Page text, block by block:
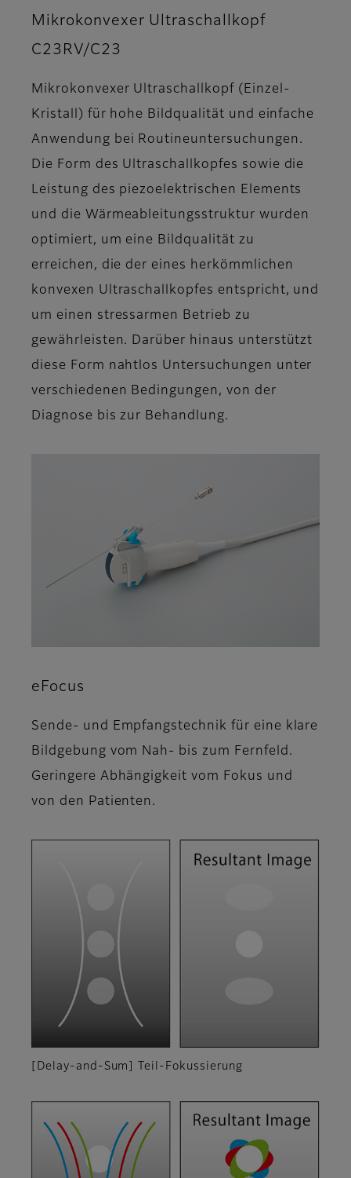
Mikrokonvexer Ultraschallkopf
C23RV/C23
Mikrokonvexer Ultraschallkopf (Einzel-
Kristall) für hohe Bildqualität und einfache
Anwendung bei Routineuntersuchungen.
Die Form des Ultraschallkopfes sowie die
Leistung des piezoelektrischen Elements
und die Wärmeableitungsstruktur wurden
optimiert, um eine Bildqualität zu
erreichen, die der eines herkömmlichen
konvexen Ultraschallkopfes entspricht, und
um einen stressarmen Betrieb zu
gewährleisten. Darüber hinaus unterstützt
diese Form nahtlos Untersuchungen unter
verschiedenen Bedingungen, von der
Diagnose bis zur Behandlung.
eFocus
Sende- und Empfangstechnik für eine klare
Bildgebung vom Nah- bis zum Fernfeld.
Geringere Abhängigkeit vom Fokus und
von den Patienten.
[Delay-and-Sum] Teil-Fokussierung